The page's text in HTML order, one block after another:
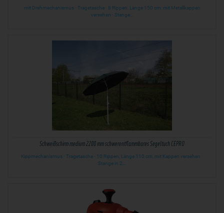
mit Drehmechanismus · Tragetasche · 8 Rippen, Länge 150 cm, mit Metallkappen
versehen · Stange…
Schweißschirm medium 2200 mm schwerentflammbares Segeltuch CEPRO
Kippmechanismus · Tragetasche · 10 Rippen, Länge 110 cm, mit Kappen versehen ·
Stange in 2…